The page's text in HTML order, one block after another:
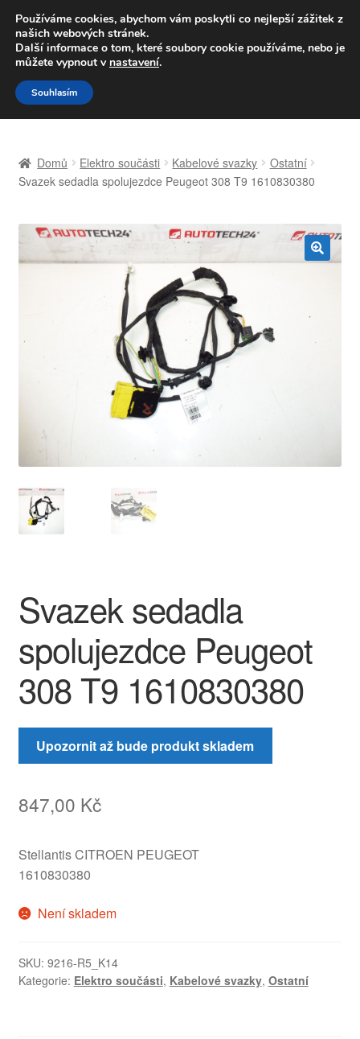
DOPRAVA od 139,-Kč
Volejte po-pá 9-16 704 494 494
Přeskočit
na
navigaci
Přejít
k
obsahu
Celosvětová doprava
Kontakt
Můj účet
Obchodní podmínky
Platby
Reklamace
Reklamační řád
Vrakoviště Citroën
Domů Elektro součásti Kabelové svazky
Ostatní
Svazek sedadla spolujezdce Peugeot 308 T9 1610830380
Svazek sedadla
spolujezdce Peugeot
308 T9 1610830380
Upozornit až bude produkt skladem
847,00 Kč
Stellantis CITROEN PEUGEOT
1610830380
Není skladem
SKU: 9216-R5_K14
Kategorie: Elektro součásti, Kabelové svazky, Ostatní
Používáme cookies, abychom vám poskytli co nejlepší zážitek z
našich webových stránek.
Další informace o tom, které soubory cookie používáme, nebo je
můžete vypnout v nastavení.
Souhlasím